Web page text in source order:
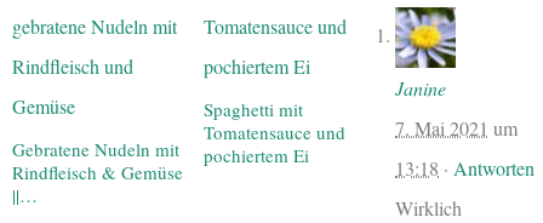
Gebratene Nudeln mit
Rindfleisch & Gemüse
||…
Spaghetti mit
Tomatensauce und
pochiertem Ei
Janine
7. Mai 2021 um
13:18 · Antworten
Wirklich